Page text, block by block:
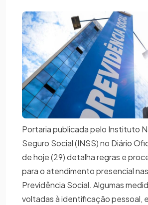
Portaria publicada pelo Instituto
Seguro Social (INSS) no Diário
de hoje (29) detalha regras e
para o atendimento presencial
Previdência Social. Algumas
voltadas à identificação pessoal,